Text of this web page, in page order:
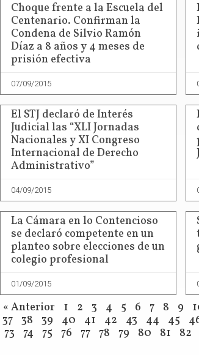
Choque frente a la Escuela del
Centenario. Confirman la
Condena de Silvio Ramón
Díaz a 8 años y 4 meses de
prisión efectiva
07/09/2015
El STJ declaró de Interés
Judicial las “XLI Jornadas
Nacionales y XI Congreso
Internacional de Derecho
Administrativo”
04/09/2015
La Cámara en lo Contencioso
se declaró competente en un
planteo sobre elecciones de un
colegio profesional
01/09/2015
« Anterior 1 2 3 4 5 6 7 8 9
37 38 39 40 41 42 43 44 45
73 74 75 76 77 78 79 80 81 82